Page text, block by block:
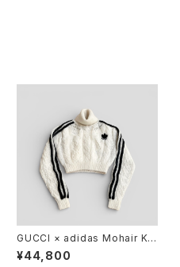
GUCCI × adidas Mohair Kni
t Sweater Ivory XS
¥44,800